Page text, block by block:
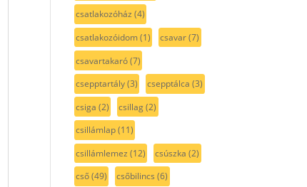
csatlakozóház (4)
csatlakozóidom(1) csavar(7)
csavartakaró(7)
csepptartály(3) csepptálca (3)
csiga (2) csillag(2)
csillámlap(11)
csillámlemez (12) csúszka (2)
cső(49) csőbilincs (6)